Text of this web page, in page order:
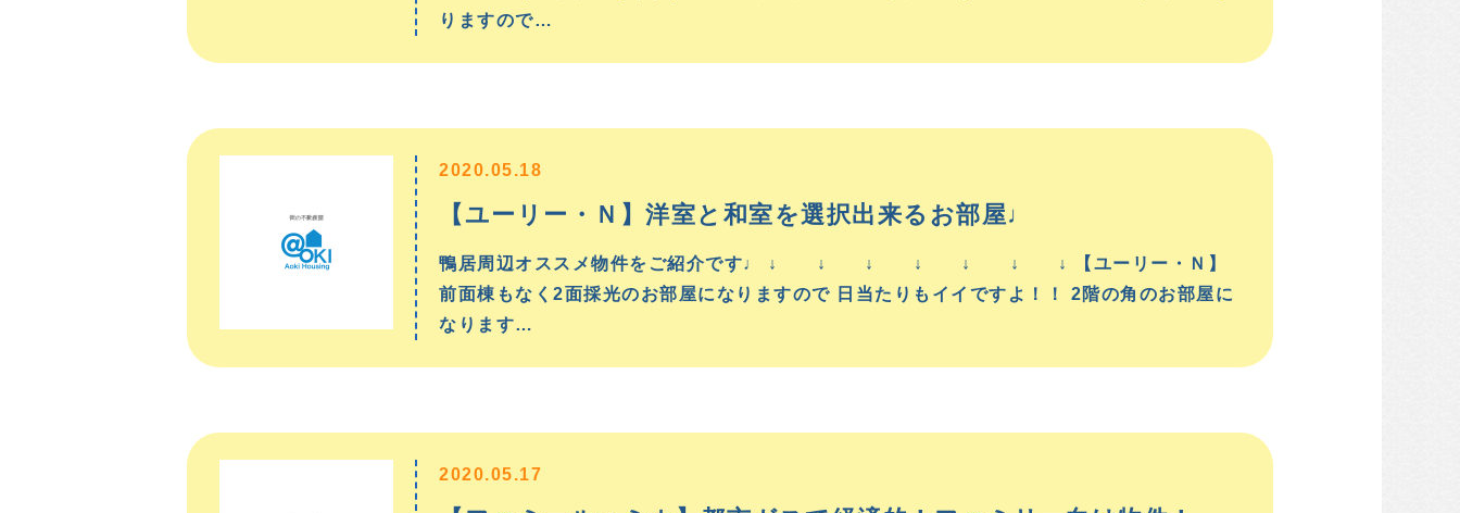
りますので…
2020.05.18
【ユーリー・Ｎ】洋室と和室を選択出来るお部屋♩
鴨居周辺オススメ物件をご紹介です♩ ↓ ↓ ↓ ↓ ↓ ↓ ↓ 【ユーリー・Ｎ】
前面棟もなく2面採光のお部屋になりますので 日当たりもイイですよ！！ 2階の角のお部屋に
なります…
2020.05.17